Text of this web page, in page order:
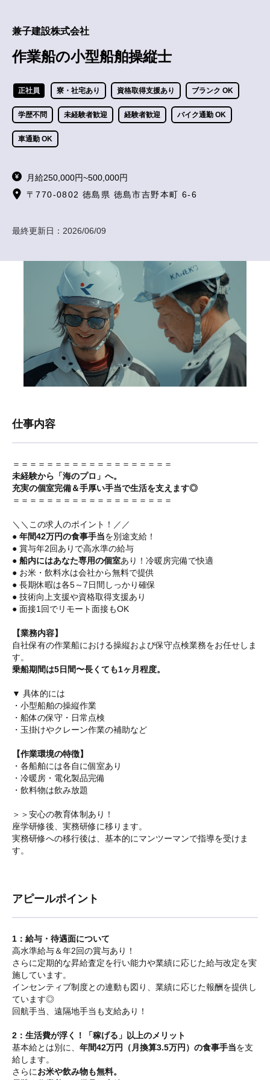
兼子建設株式会社
作業船の小型船舶操縦士
正社員 寮・社宅あり 資格取得支援あり ブランク OK
学歴不問 未経験者歓迎 経験者歓迎 バイク通勤 OK
車通勤 OK
月給250,000円~500,000円
〒770-0802 徳島県 徳島市吉野本町 6-6
最終更新日： 2026/06/09
仕事内容
＝＝＝＝＝＝＝＝＝＝＝＝＝＝＝＝＝＝＝
未経験から「海のプロ」へ。
充実の個室完備＆手厚い手当で生活を支えます◎
＝＝＝＝＝＝＝＝＝＝＝＝＝＝＝＝＝＝＝
＼＼この求人のポイント！／／
● 年間42万円の食事手当を別途支給！
● 賞与年2回ありで高水準の給与
● 船内にはあなた専用の個室あり！冷暖房完備で快適
● お米・飲料水は会社から無料で提供
● 長期休暇は各5～7日間しっかり確保
● 技術向上支援や資格取得支援あり
● 面接1回でリモート面接もOK
【業務内容】
自社保有の作業船における操縦および保守点検業務をお任せしま
す。
乗船期間は5日間〜長くても1ヶ月程度。
▼ 具体的には
・小型船舶の操縦作業
・船体の保守・日常点検
・玉掛けやクレーン作業の補助など
【作業環境の特徴】
・各船舶には各自に個室あり
・冷暖房・電化製品完備
・飲料物は飲み放題
＞＞安心の教育体制あり！
座学研修後、実務研修に移ります。
実務研修への移行後は、基本的にマンツーマンで指導を受けま
す。
アピールポイント
1：給与・待遇面について
高水準給与＆年2回の賞与あり！
さらに定期的な昇給査定を行い能力や業績に応じた給与改定を実
施しています。
インセンティブ制度との連動も図り、業績に応じた報酬を提供し
ています◎
回航手当、遠隔地手当も支給あり！
2：生活費が浮く！「稼げる」以上のメリット
基本給とは別に、 年間42万円（月換算3.5万円）の食事手当を支
給します。
さらにお米や飲み物も無料。